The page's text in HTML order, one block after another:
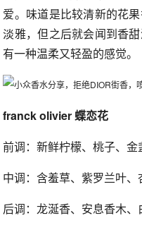
爱。味道是比较清新的花
淡雅，但之后就会闻到香
有一种温柔又轻盈的感觉。
franck olivier 蝶恋花
前调：新鲜柠檬、桃子、金
中调：含羞草、紫罗兰叶、
后调：龙涎香、安息香木、